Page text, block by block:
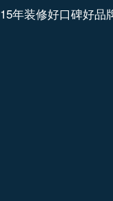
15年装修好口碑好